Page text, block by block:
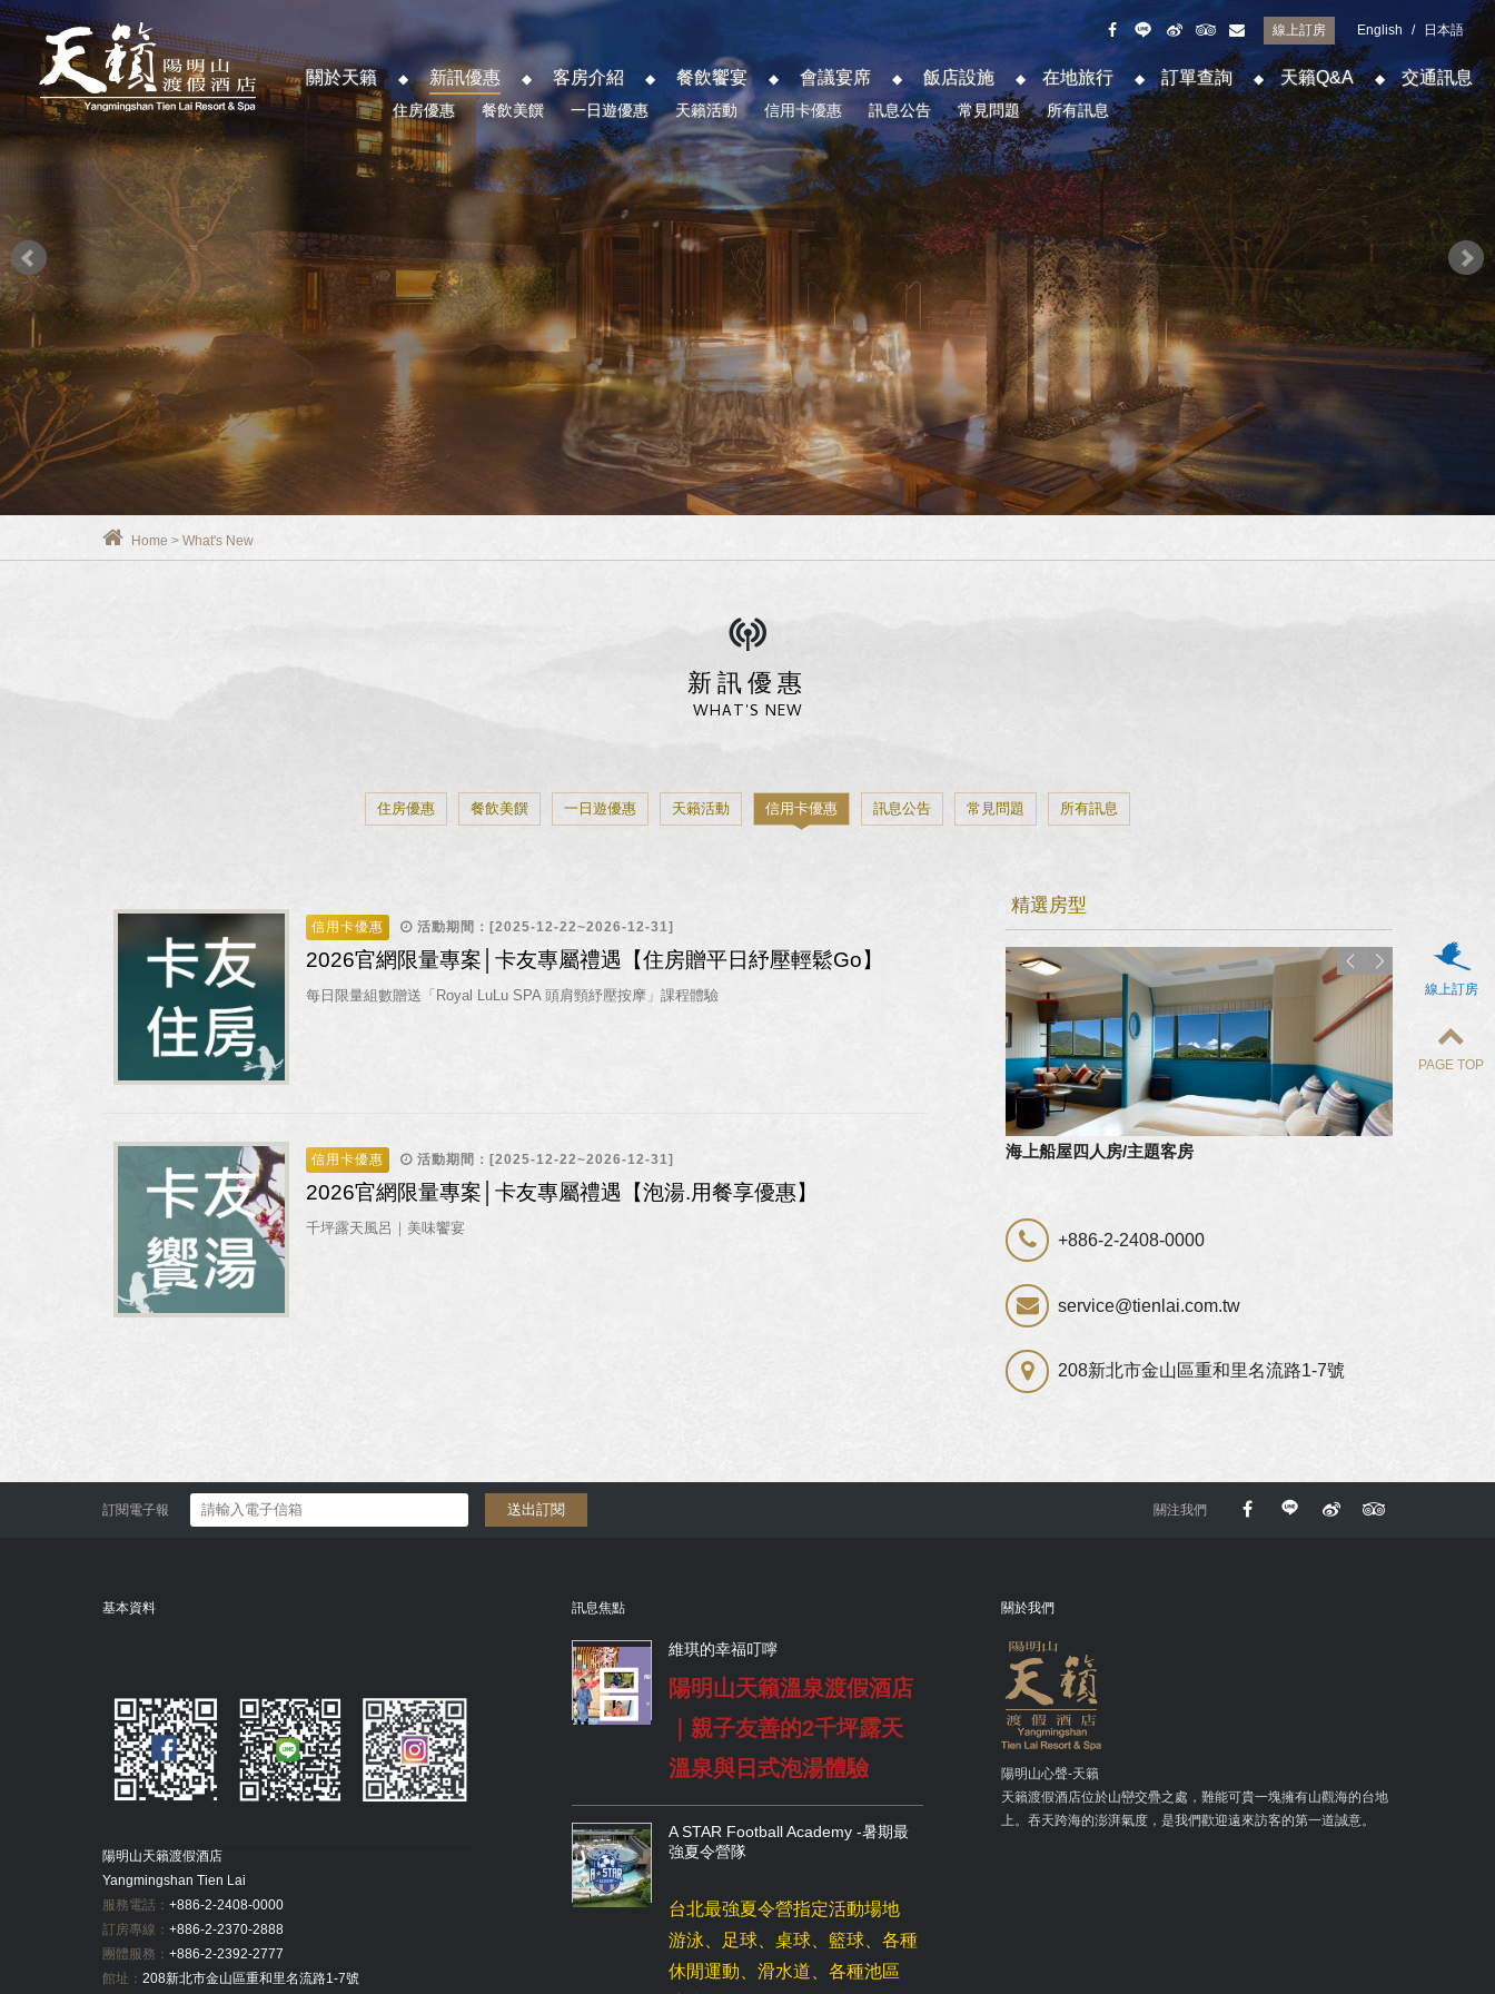
線上訂房 English / 日本語
關於天籟 新訊優惠
住房優惠 餐飲美饌 一日遊優惠 天籟活動 信用卡優惠 訊息公告 常見問題 所有訊息
客房介紹 餐飲饗宴 會議宴席 飯店設施 在地旅行 訂單查詢 天籟Q&A 交通訊息
Home > What's New
新訊優惠
WHAT'S NEW
住房優惠 餐飲美饌 一日遊優惠 天籟活動 信用卡優惠 訊息公告 常見問題 所有訊息
信用卡優惠 活動期間：[2025-12-22~2026-12-31]
2026官網限量專案│卡友專屬禮遇【住房贈平日紓壓輕鬆Go】
每日限量組數贈送「Royal LuLu SPA 頭肩頸紓壓按摩」課程體驗
信用卡優惠 活動期間：[2025-12-22~2026-12-31]
2026官網限量專案│卡友專屬禮遇【泡湯.用餐享優惠】
千坪露天風呂｜美味饗宴
精選房型
草山客房 /歐風館 童話森林六人房
+886-2-2408-0000
service@tienlai.com.tw
208新北市金山區重和里名流路1-7號
訂閱電子報 送出訂閱 關注我們
基本資料
陽明山天籟渡假酒店
Yangmingshan Tien Lai
服務電話： +886-2-2408-0000
訂房專線： +886-2-2370-2888
團體服務： +886-2-2392-2777
館址： 208新北市金山區重和里名流路1-7號
訊息焦點
維琪的幸福叮嚀
陽明山天籟溫泉渡假酒店
｜親子友善的2千坪露天
溫泉與日式泡湯體驗
A STAR Football Academy -暑期最
強夏令營隊
台北最強夏令營指定活動場地
游泳、足球、桌球、籃球、各種
休閒運動、滑水道、各種池區
關於我們
陽明山心聲-天籟
天籟渡假酒店位於山巒交疊之處，難能可貴一塊擁有山觀海的台地
上。吞天跨海的澎湃氣度，是我們歡迎遠來訪客的第一道誠意。
線上訂房
PAGE TOP